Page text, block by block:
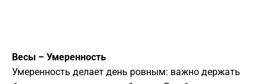
Весы – Умеренность
Умеренность делает день ровным: важно держать